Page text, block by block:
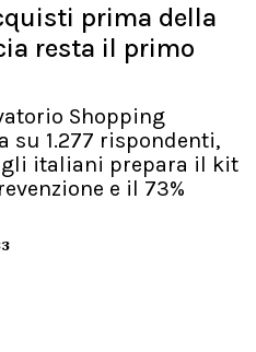
prima della
resta il primo
Shopping
su 1.277 rispondenti,
italiani prepara il kit
e il 73%